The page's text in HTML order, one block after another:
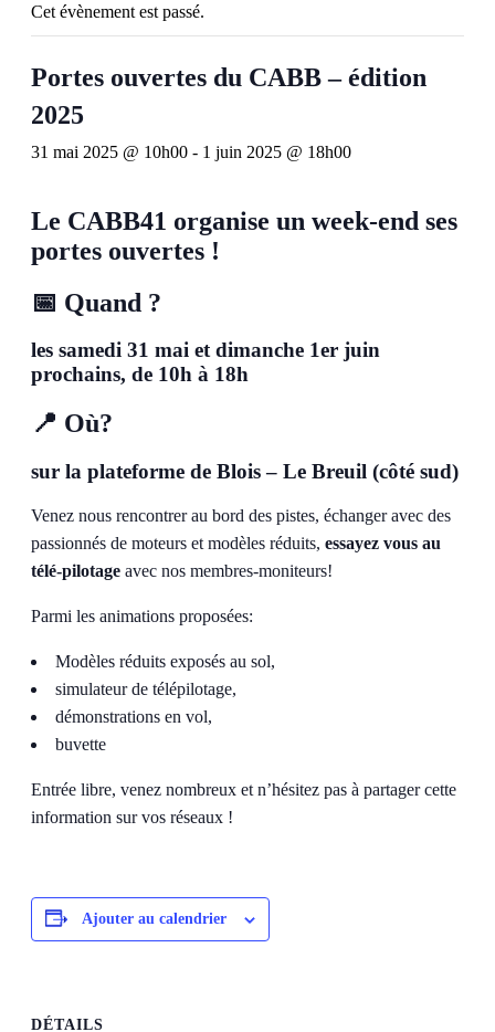
Cet évènement est passé.
Portes ouvertes du CABB – édition
2025
31 mai 2025 @ 10h00 - 1 juin 2025 @ 18h00
Le CABB41 organise un week-end ses
portes ouvertes !
📅 Quand ?
les samedi 31 mai et dimanche 1er juin
prochains, de 10h à 18h
📍 Où?
sur la plateforme de Blois – Le Breuil (côté sud)
Venez nous rencontrer au bord des pistes, échanger avec des
passionnés de moteurs et modèles réduits, essayez vous au
télé-pilotage avec nos membres-moniteurs!
Parmi les animations proposées:
Modèles réduits exposés au sol,
simulateur de télépilotage,
démonstrations en vol,
buvette
Entrée libre, venez nombreux et n’hésitez pas à partager cette
information sur vos réseaux !
Ajouter au calendrier
DÉTAILS